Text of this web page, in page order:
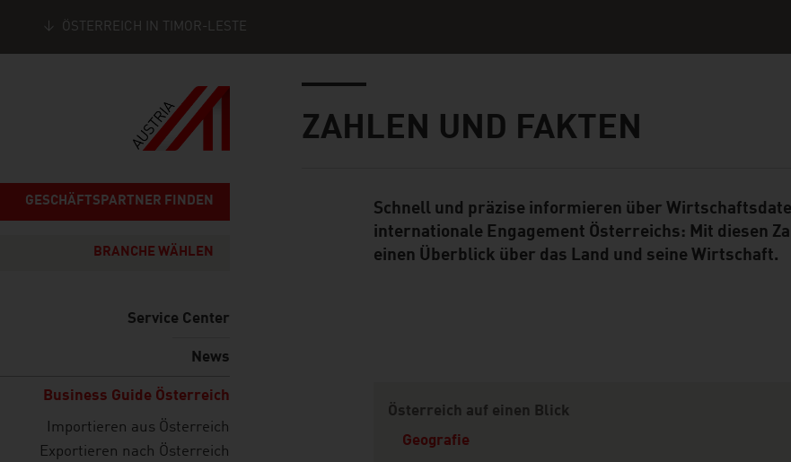
ÖSTERREICH IN TIMOR-LESTE
GESCHÄFTSPARTNER FINDEN
BRANCHE WÄHLEN
Service Center
News
Business Guide Österreich
Importieren aus Österreich
Exportieren nach Österreich
ZAHLEN UND FAKTEN
Standard Content Module
Schnell und präzise informieren über
internationale Engagement Österreichs: Mit diesen
einen Überblick über das Land und seine Wirtschaft.
Österreich auf einen Blick
Geografie